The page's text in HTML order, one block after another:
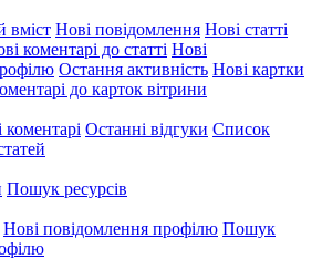
вміст Нові повідомлення Нові статті
коментарі до статті Нові
Остання активність Нові картки
до карток вітрини
коментарі Останні відгуки Список
Пошук ресурсів
Нові повідомлення профілю Пошук